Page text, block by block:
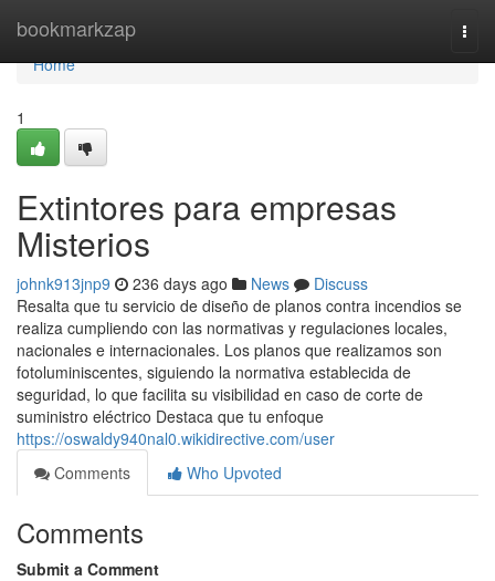
bookmarkzap
Home
Home
1
Extintores para empresas
Misterios
johnk913jnp9 236 days ago News
Discuss
Resalta que tu servicio de diseño de planos contra incendios se
realiza cumpliendo con las normativas y regulaciones locales,
nacionales e internacionales. Los planos que realizamos son
fotoluminiscentes, siguiendo la normativa establecida de
seguridad, lo que facilita su visibilidad en caso de corte de
suministro eléctrico Destaca que tu enfoque
https://oswaldy940nal0.wikidirective.com/user
Comments
Who Upvoted
Comments
Submit a Comment